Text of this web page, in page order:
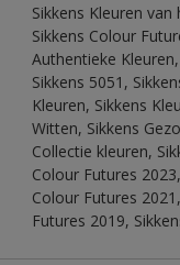
Sikkens Kleuren
Sikkens Colour
Authentieke
Sikkens 5051,
Kleuren, Sikkens
Witten, Sikkens
Collectie kleuren,
Colour Futures
Colour Futures
Futures 2019,